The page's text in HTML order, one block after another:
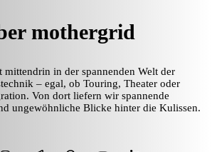
mothergrid
mittendrin in der spannenden Welt der
– egal, ob Touring, Theater oder
Von dort liefern wir spannende
ungewöhnliche Blicke hinter die Kulissen.